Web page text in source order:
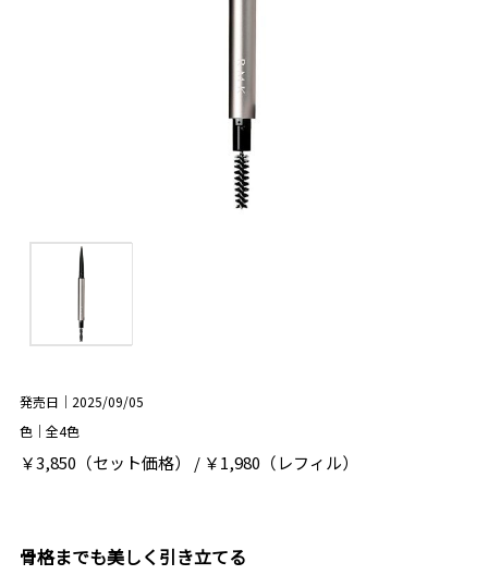
発売日｜2025/09/05
色｜全4色
￥3,850（セット価格） / ￥1,980（レフィル）
骨格までも美しく引き立てる